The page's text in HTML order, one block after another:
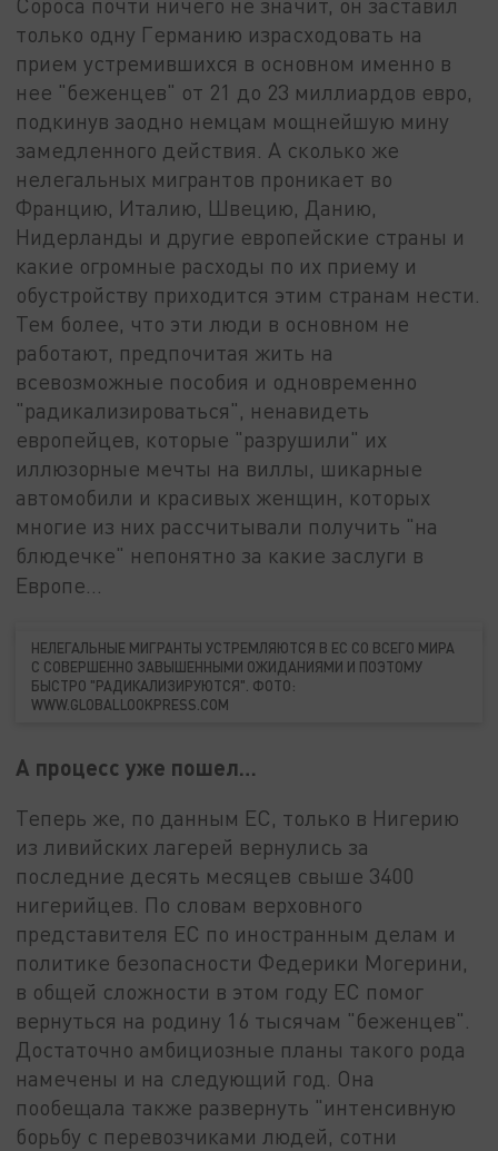
Сороса почти ничего не значит, он заставил
только одну Германию израсходовать на
прием устремившихся в основном именно в
нее "беженцев" от 21 до 23 миллиардов евро,
подкинув заодно немцам мощнейшую мину
замедленного действия. А сколько же
нелегальных мигрантов проникает во
Францию, Италию, Швецию, Данию,
Нидерланды и другие европейские страны и
какие огромные расходы по их приему и
обустройству приходится этим странам нести.
Тем более, что эти люди в основном не
работают, предпочитая жить на
всевозможные пособия и одновременно
"радикализироваться", ненавидеть
европейцев, которые "разрушили" их
иллюзорные мечты на виллы, шикарные
автомобили и красивых женщин, которых
многие из них рассчитывали получить "на
блюдечке" непонятно за какие заслуги в
Европе…
НЕЛЕГАЛЬНЫЕ МИГРАНТЫ УСТРЕМЛЯЮТСЯ В ЕС СО ВСЕГО МИРА
С СОВЕРШЕННО ЗАВЫШЕННЫМИ ОЖИДАНИЯМИ И ПОЭТОМУ
БЫСТРО "РАДИКАЛИЗИРУЮТСЯ". ФОТО:
WWW.GLOBALLOOKPRESS.COM
А процесс уже пошел…
Теперь же, по данным ЕС, только в Нигерию
из ливийских лагерей вернулись за
последние десять месяцев свыше 3400
нигерийцев. По словам верховного
представителя ЕС по иностранным делам и
политике безопасности Федерики Могерини,
в общей сложности в этом году ЕС помог
вернуться на родину 16 тысячам "беженцев".
Достаточно амбициозные планы такого рода
намечены и на следующий год. Она
пообещала также развернуть "интенсивную
борьбу с перевозчиками людей, сотни